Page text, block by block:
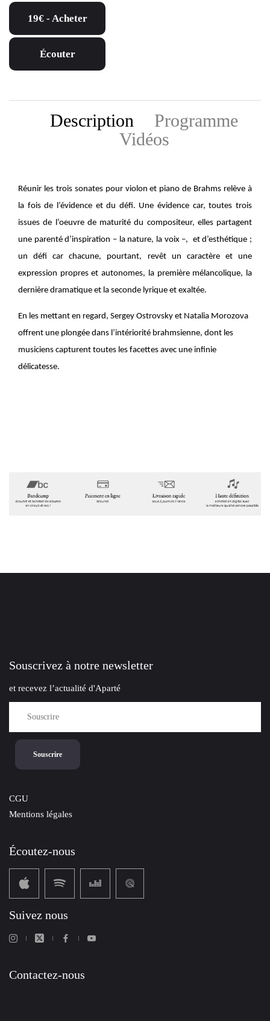
19€ - Acheter
Écouter
Description
Programme
Vidéos
Réunir les trois sonates pour violon et piano de Brahms relève à
la fois de l’évidence et du défi. Une évidence car, toutes trois
issues de l’oeuvre de maturité du compositeur, elles partagent
une parenté d’inspiration – la nature, la voix –, et d’esthétique ;
un défi car chacune, pourtant, revêt un caractère et une
expression propres et autonomes, la première mélancolique, la
dernière dramatique et la seconde lyrique et exaltée.
En les mettant en regard, Sergey Ostrovsky et Natalia Morozova
offrent une plongée dans l’intériorité brahmsienne, dont les
musiciens capturent toutes les facettes avec une infinie
délicatesse.
Souscrivez à notre newsletter
et recevez l’actualité d'Aparté
CGU
Mentions légales
Écoutez-nous
Suivez nous
Contactez-nous